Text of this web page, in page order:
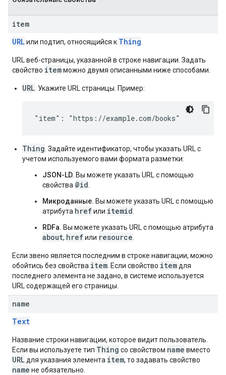
item
URLили подтип, относящийся к Thing
URL веб-страницы, указанной в строке навигации. Задать
свойство itemможно двумя описанными ниже способами.
URL . Укажите URL страницы. Пример:
"item": "https://example.com/books"
Thing . Задайте идентификатор, чтобы указать URL с
учетом используемого вами формата разметки:
JSON-LD. Вы можете указать URL с помощью
свойства @id
Микроданные. Вы можете указать URL с помощью
атрибута hrefили itemid
RDFa. Вы можете указать URL с помощью атрибута
about, hrefили resource
Если звено является последним в строке навигации, можно
обойтись без свойства item . Если свойство item для
последнего элемента не задано, в системе используется
URL содержащей его страницы.
name
Text
Название строки навигации, которое видит пользователь.
Если вы используете тип Thing со свойством name вместо
URL для указания элемента item, то задавать свойство
name не обязательно.